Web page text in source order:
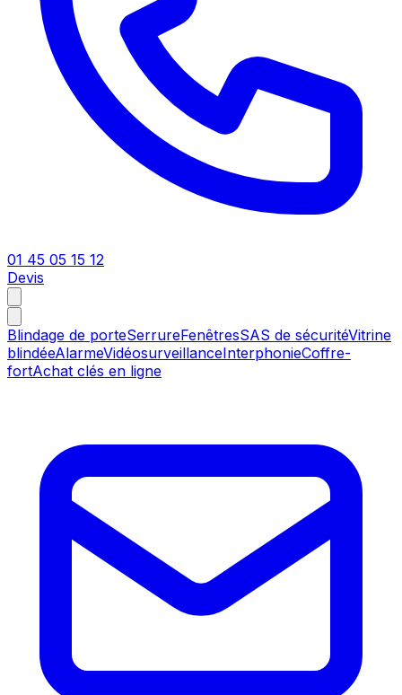
01 45 05 15 12
Devis
Blindage de porteSerrureFenêtresSAS de sécuritéVitrine
blindéeAlarmeVidéosurveillanceInterphonieCoffre-
fortAchat clés en ligne